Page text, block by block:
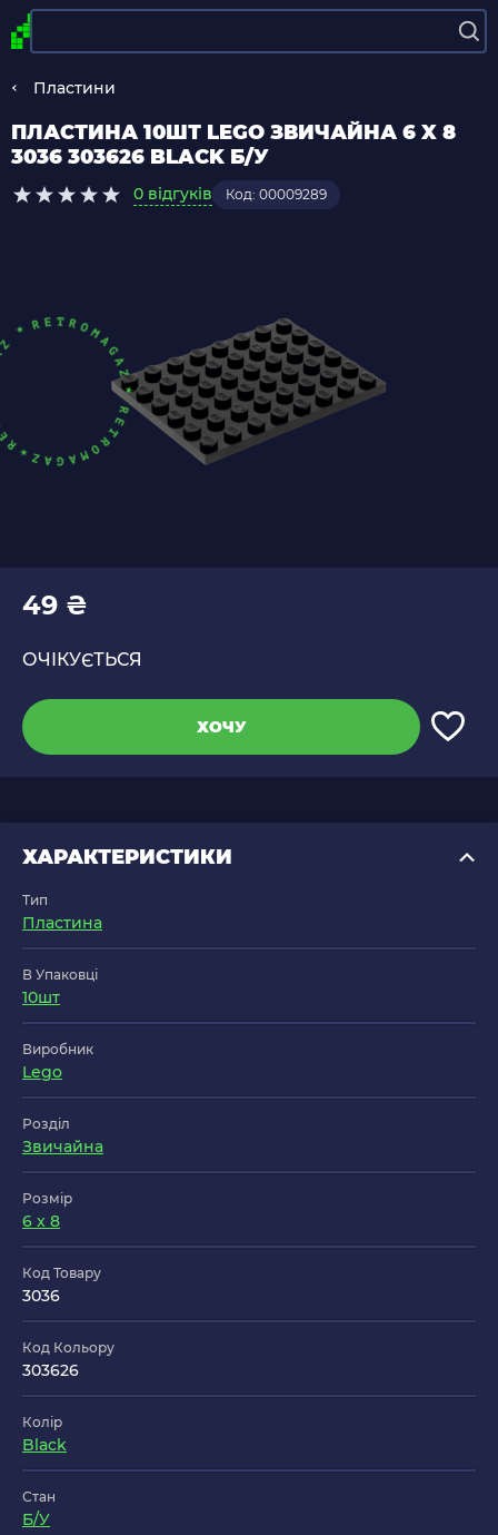
Пластини
ПЛАСТИНА 10ШТ LEGO ЗВИЧАЙНА 6 X 8
3036 303626 BLACK Б/У
0 відгуків Код: 00009289
49 ₴
ОЧІКУЄТЬСЯ
ХОЧУ
ХАРАКТЕРИСТИКИ
Тип
Пластина
В Упаковці
10шт
Виробник
Lego
Розділ
Звичайна
Розмір
6 x 8
Код Товару
3036
Код Кольору
303626
Колір
Black
Стан
Б/У